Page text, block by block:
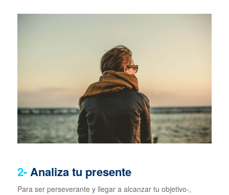
2- Analiza tu presente
Para ser perseverante y llegar a alcanzar tu objetivo-,